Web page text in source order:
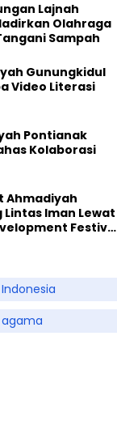
Lajnah
Olahraga
Sampah
Gunungkidul
Video Literasi
Pontianak
Kolaborasi
Ahmadiyah
Iman Lewat
Festival
Indonesia
agama